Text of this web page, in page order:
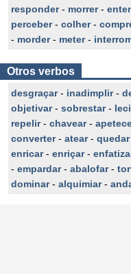
responder- morrer-
perceber- colher-
- morder- meter-
Otros verbos
desgraçar- inadimplir-
objetivar- sobrestar-
repelir- chavear-
converter- atear- quedar
enricar- enriçar-
- empardar- abalofar-
dominar- alquimiar-